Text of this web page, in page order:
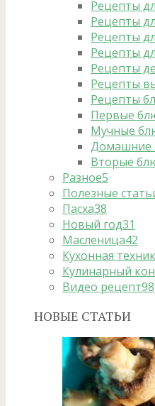
Рецепты
Рецепты
Рецепты
Рецепты
Рецепты
Рецепты
Рецепты
Первые
Мучные
Домашние
Вторые
Разное5
Полезные
Пасха38
Новый год31
Масленица42
Кухонная
Кулинарный
Видео рецепт98
НОВЫЕ СТАТЬИ